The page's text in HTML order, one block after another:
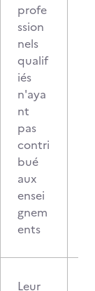
profe
ssion
nels
qualif
iés
n'aya
nt
pas
contri
bué
aux
ensei
gnem
ents
Leur